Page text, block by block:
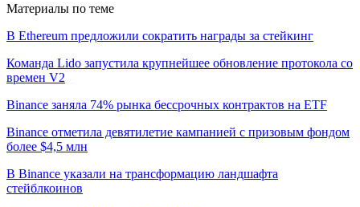
Материалы по теме
В Ethereum предложили сократить награды за стейкинг
Команда Lido запустила крупнейшее обновление протокола со
времен V2
Binance заняла 74% рынка бессрочных контрактов на ETF
Binance отметила девятилетие кампанией с призовым фондом
более $4,5 млн
В Binance указали на трансформацию ландшафта
стейблкоинов